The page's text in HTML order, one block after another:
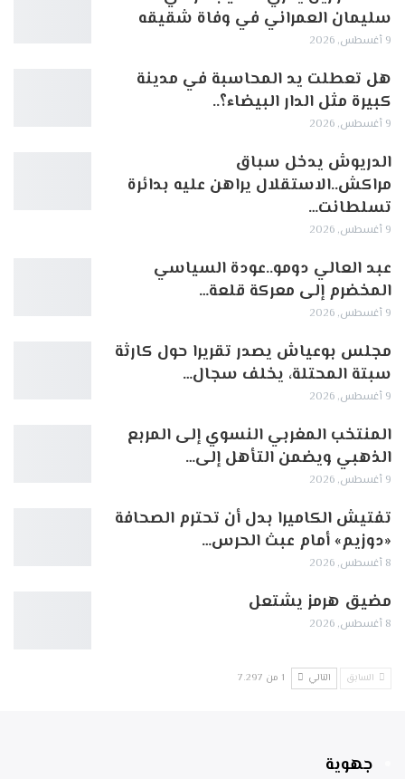
سليمان العمراني في وفاة شقيقه
9 أغسطس, 2026
هل تعطلت يد المحاسبة في مدينة
كبيرة مثل الدار البيضاء؟..
9 أغسطس, 2026
الدريوش يدخل سباق
مراكش..الاستقلال يراهن عليه بدائرة
تسلطانت…
9 أغسطس, 2026
عبد العالي دومو..عودة السياسي
المخضرم إلى معركة قلعة…
9 أغسطس, 2026
مجلس بوعياش يصدر تقريرا حول كارثة
سبتة المحتلة، يخلف سجال…
9 أغسطس, 2026
المنتخب المغربي النسوي إلى المربع
الذهبي ويضمن التأهل إلى…
9 أغسطس, 2026
تفتيش الكاميرا بدل أن تحترم الصحافة
«دوزيم» أمام عبث الحرس…
8 أغسطس, 2026
مضيق هرمز يشتعل
8 أغسطس, 2026
السابق التالي 1 من 7٬297
جهوية